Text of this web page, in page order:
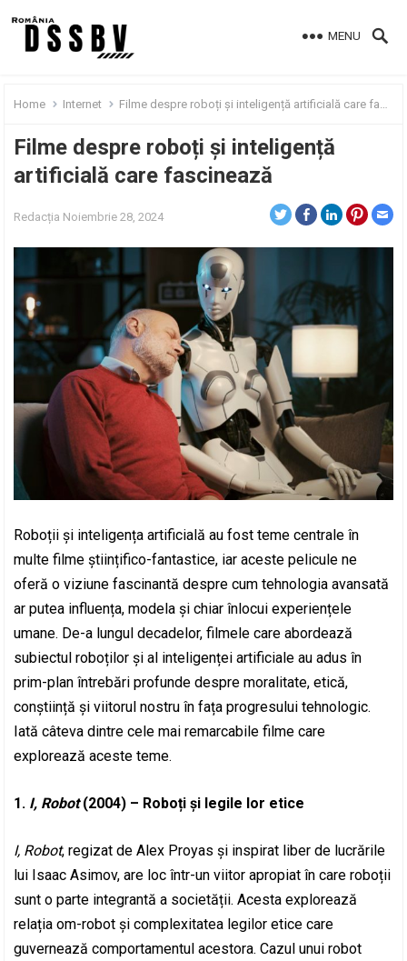
MENU
Home Internet Filme despre roboți și inteligență artificială care fascinează
Filme despre roboți și inteligență
artificială care fascinează
Redacția Noiembrie 28, 2024
Roboții și inteligența artificială au fost teme centrale în
multe filme științifico-fantastice, iar aceste pelicule ne
oferă o viziune fascinantă despre cum tehnologia avansată
ar putea influența, modela și chiar înlocui experiențele
umane. De-a lungul decadelor, filmele care abordează
subiectul roboților și al inteligenței artificiale au adus în
prim-plan întrebări profunde despre moralitate, etică,
conștiință și viitorul nostru în fața progresului tehnologic.
Iată câteva dintre cele mai remarcabile filme care
explorează aceste teme.
1. I, Robot(2004) – Roboți și legile lor etice
I, Robot, regizat de Alex Proyas și inspirat liber de lucrările
lui Isaac Asimov, are loc într-un viitor apropiat în care roboții
sunt o parte integrantă a societății. Acesta explorează
relația om-robot și complexitatea legilor etice care
guvernează comportamentul acestora. Cazul unui robot